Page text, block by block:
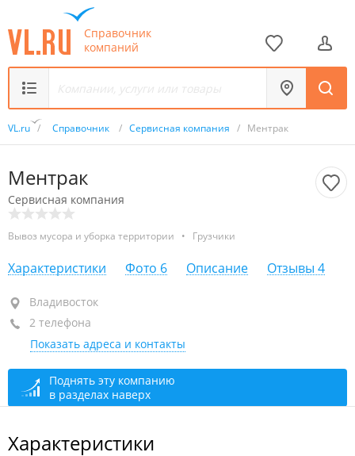
Справочник
компаний
VL.ru / Справочник / Сервисная компания / Ментрак
Ментрак
Сервисная компания
Вывоз мусора и уборка территории • Грузчики
Характеристики Фото 6 Описание Отзывы 4
Владивосток
+7 994 021-41-55
+7 (423) 248-98-29
Приём заявок открыто, закроется через 53 мин.
Владивосток
2 телефона
Показать адреса и контакты
Поднять эту компанию
в разделах наверх
Характеристики